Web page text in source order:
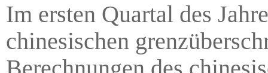
Im ersten Quartal des
chinesischen